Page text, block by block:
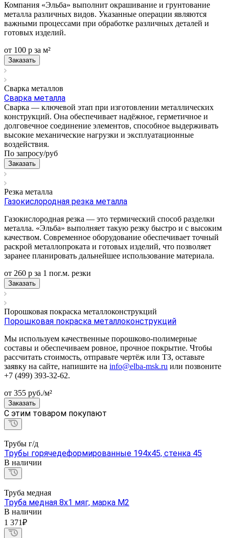
Компания «Эльба» выполнит окрашивание и грунтование
металла различных видов. Указанные операции являются
важными процессами при обработке различных деталей и
готовых изделий.
от 100 р за м²
Заказать
Сварка металлов
Сварка металла
Сварка — ключевой этап при изготовлении металлических
конструкций. Она обеспечивает надёжное, герметичное и
долговечное соединение элементов, способное выдерживать
высокие механические нагрузки и эксплуатационные
воздействия.
По запросу/руб
Заказать
Резка металла
Газокислородная резка металла
Газокислородная резка — это термический способ разделки
металла. «Эльба» выполняет такую резку быстро и с высоким
качеством. Современное оборудование обеспечивает точный
раскрой металлопроката и готовых изделий, что позволяет
заранее планировать дальнейшее использование материала.
от 260 р за 1 пог.м. резки
Заказать
Порошковая покраска металлоконструкций
Порошковая покраска металлоконструкций
Мы используем качественные порошково-полимерные
составы и обеспечиваем ровное, прочное покрытие. Чтобы
рассчитать стоимость, отправьте чертёж или ТЗ, оставьте
заявку на сайте, напишите на info@elba-msk.ru или позвоните
+7 (499) 393-32-62.
от 355 руб./м²
Заказать
C этим товаром покупают
Трубы г/д
Трубы горячедеформированные 194х45, стенка 45
В наличии
Труба медная
Труба медная 8х1 мяг, марка М2
В наличии
1 371₽